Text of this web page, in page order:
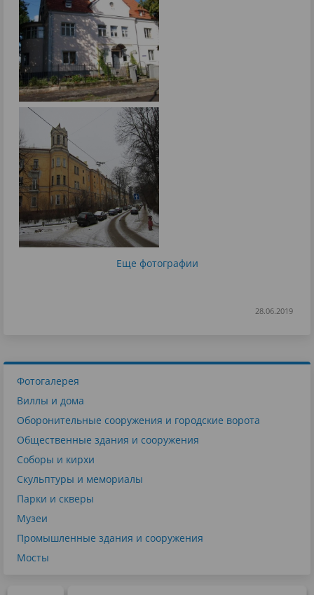
Еще фотографии
28.06.2019
Фотогалерея
Виллы и дома
Оборонительные сооружения и городские ворота
Общественные здания и сооружения
Соборы и кирхи
Скульптуры и мемориалы
Парки и скверы
Музеи
Промышленные здания и сооружения
Мосты